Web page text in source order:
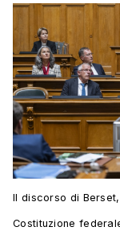
Il discorso di
Costituzione